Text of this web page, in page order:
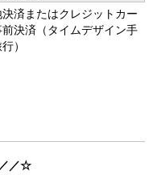
決済またはクレジットカー
前決済（タイムデザイン手
）
／☆